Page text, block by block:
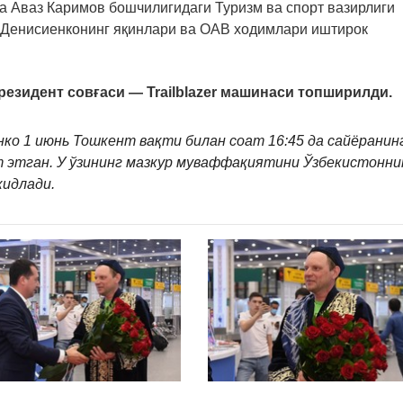
Аваз Каримов бошчилигидаги Туризм ва спорт вазирлиги
яқинлари ва ОАВ ходимлари иштирок
совғаси — Trailblazer машинаси топширилди.
1 июнь Тошкент вақти билан соат 16:45 да
этган. У ўзининг мазкур муваффақиятини